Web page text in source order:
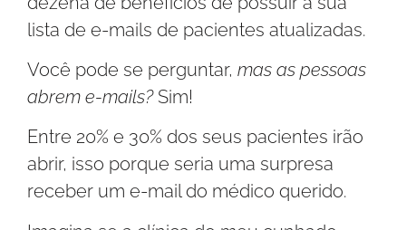
lista de e-mails de pacientes atualizadas.
Você pode se perguntar, mas as pessoas
abrem e-mails?Sim!
Entre 20% e 30% dos seus pacientes irão
abrir, isso porque seria uma surpresa
receber um e-mail do médico querido.